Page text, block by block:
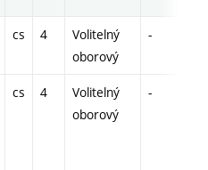
cs 4
Volitelný
oborový
-
cs 4
Volitelný
oborový
-